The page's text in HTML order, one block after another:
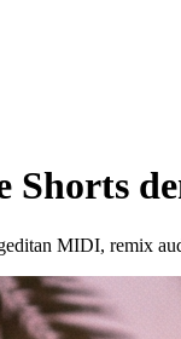
Shorts
MIDI, remix